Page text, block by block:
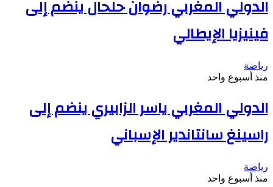
الدولي المغربي رضوان حلحال ينضم إلى
فينيزيا الإيطالي
رياضة
منذ أسبوع واحد
الدولي المغربي ياسر الزابيري ينضم إلى
راسينغ سانتاندير الإسباني
رياضة
منذ أسبوع واحد